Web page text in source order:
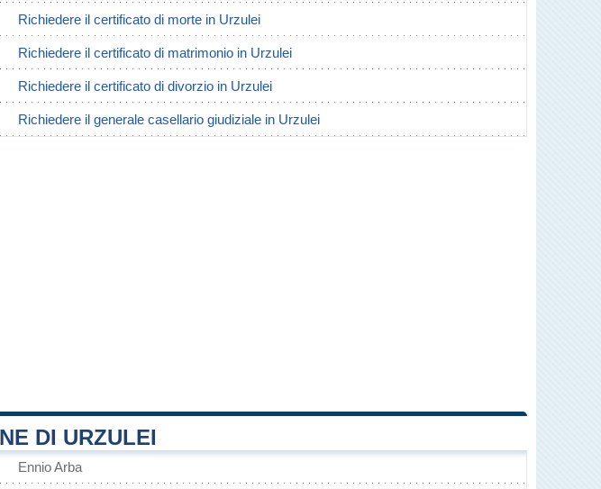
Richiedere il certificato di morte in Urzulei
Richiedere il certificato di matrimonio in Urzulei
Richiedere il certificato di divorzio in Urzulei
Richiedere il generale casellario giudiziale in Urzulei
DI URZULEI
Ennio Arba